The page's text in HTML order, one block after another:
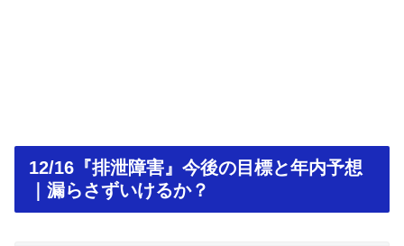
12/16『排泄障害』今後の目標と年内予想
｜漏らさずいけるか？